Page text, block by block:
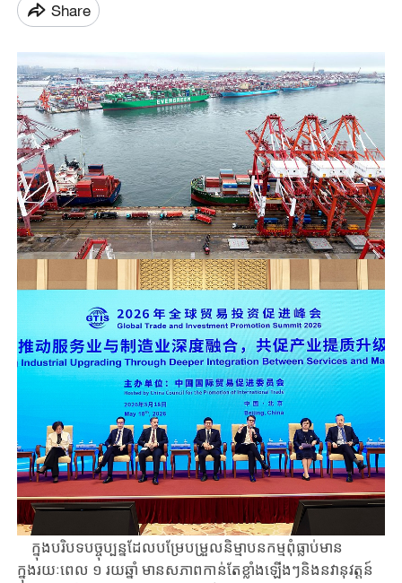
Share
ក្នុងបរិបទ​បច្ចុប្បន្ន​ដែល​បម្រែបម្រួលនិម្មាបនកម្មពុំធ្លាប់មាន
ក្នុងរយៈពេល ​១ ​រយ​ឆ្នាំ មាន​សភាព​កាន់តែខ្លាំងឡើងៗ​និងនវានុវត្តន៍